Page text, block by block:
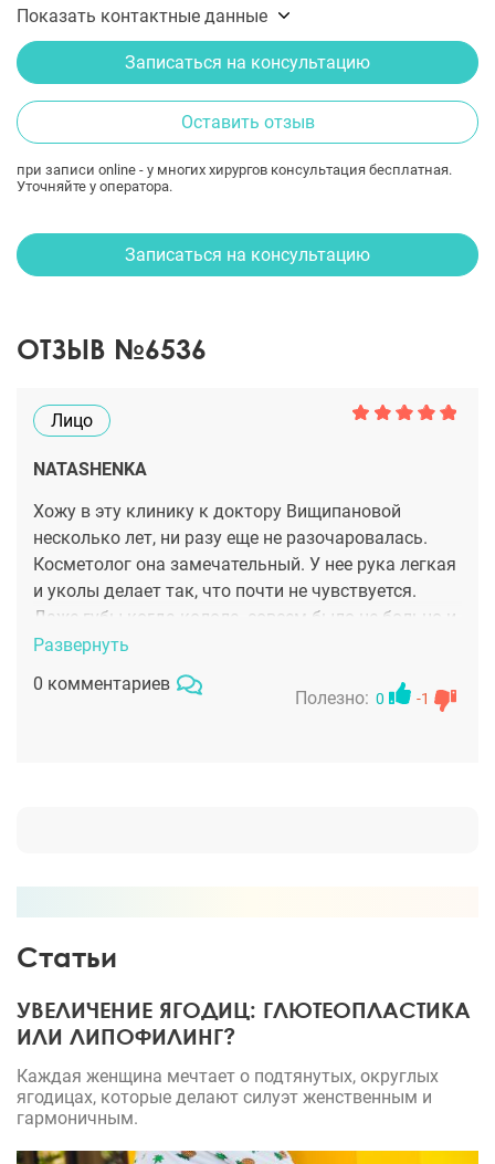
Показать контактные данные
Записаться на консультацию
Оставить отзыв
при записи online - у многих хирургов консультация бесплатная.
Уточняйте у оператора.
Записаться на консультацию
ОТЗЫВ №6536
Лицо
NATASHENKA
Хожу в эту клинику к доктору Вищипановой
несколько лет, ни разу еще не разочаровалась.
Косметолог она замечательный. У нее рука легкая
и уколы делает так, что почти не чувствуется.
Даже губы когда колола, совсем было не больно и
синяков не было совсем, только чуть отечность.
Да и вообще как специалист она просто
великолепная. Кроме как на контурную пластику
Развернуть
0 комментариев
Полезно: 0 -1
Статьи
УВЕЛИЧЕНИЕ ЯГОДИЦ: ГЛЮТЕОПЛАСТИКА
ИЛИ ЛИПОФИЛИНГ?
Каждая женщина мечтает о подтянутых, округлых
ягодицах, которые делают силуэт женственным и
гармоничным.